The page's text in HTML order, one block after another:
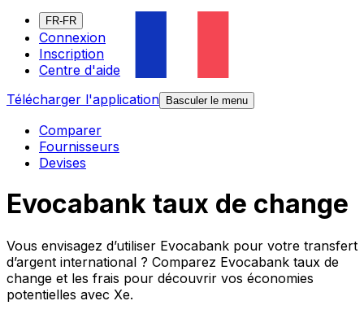
FR-FR
Connexion
Inscription
Centre d'aide
Télécharger l'application
Basculer le menu
Comparer
Fournisseurs
Devises
Evocabank taux de change
Vous envisagez d’utiliser Evocabank pour votre transfert
d’argent international ? Comparez Evocabank taux de
change et les frais pour découvrir vos économies
potentielles avec Xe.